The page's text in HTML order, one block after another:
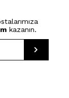
kazanın.